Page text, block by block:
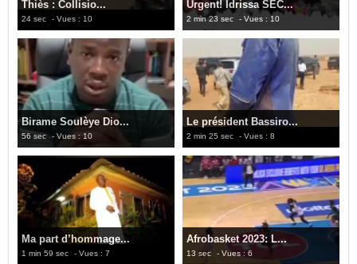
Thiès : Collisio...
24 sec - Vues : 10
Urgent! Idrissa SEC...
2 min 23 sec - Vues : 10
Birame Soulèye Dio...
56 sec - Vues : 10
Le président Bassiro...
2 min 25 sec - Vues : 8
Ma part d’hommage...
1 min 59 sec - Vues : 7
Afrobasket 2023: L...
13 sec - Vues : 6